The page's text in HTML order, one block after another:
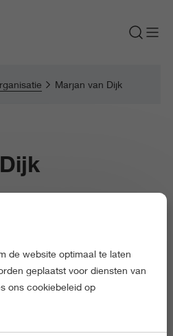
Marjan van Dijk
bij het lectoraat Jeugd,
Daarnaast is zij docent bij de
de website optimaal te laten
geplaatst voor diensten van
ons cookiebeleid op